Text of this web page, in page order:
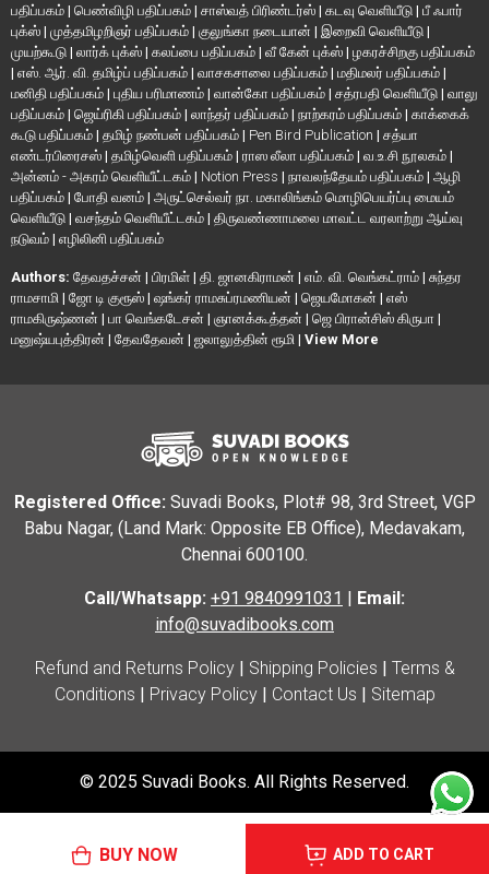
BUY NOW ADD TO CART
பதிப்பகம் | பெண்விழி பதிப்பகம் | சாஸ்வத் பிரிண்டர்ஸ் | கடவு வெளியீடு | பீ ஃபார்
புக்ஸ் | முத்தமிழறிஞர் பதிப்பகம் | குலுங்கா நடையான் | இறைவி வெளியீடு |
முயற்கூடு | லார்க் புக்ஸ் | கலப்பை பதிப்பகம் | வீ கேன் புக்ஸ் | ழகரச்சிறகு பதிப்பகம்
| எஸ். ஆர். வி. தமிழ்ப் பதிப்பகம் | வாசகசாலை பதிப்பகம் | மதிமலர் பதிப்பகம் |
மனிதி பதிப்பகம் | புதிய பரிமாணம் | வான்கோ பதிப்பகம் | சத்ரபதி வெளியீடு | வாலு
பதிப்பகம் | ஜெய்ரிகி பதிப்பகம் | லாந்தர் பதிப்பகம் | நாற்கரம் பதிப்பகம் | காக்கைக்
கூடு பதிப்பகம் | தமிழ் நண்பன் பதிப்பகம் | Pen Bird Publication | சத்யா
எண்டர்பிரைசஸ் | தமிழ்வெளி பதிப்பகம் | ராஸ லீலா பதிப்பகம் | வ.உ.சி நூலகம் |
அன்னம் - அகரம் வெளியீட்டகம் | Notion Press | நாவலந்தேயம் பதிப்பகம் | ஆழி
பதிப்பகம் | போதி வனம் | அருட்செல்வர் நா. மகாலிங்கம் மொழிபெயர்ப்பு மையம்
வெளியீடு | வசந்தம் வெளியீட்டகம் | திருவண்ணாமலை மாவட்ட வரலாற்று ஆய்வு
நடுவம் | எழிலினி பதிப்பகம்
Authors: தேவதச்சன் | பிரமிள் | தி. ஜானகிராமன் | எம். வி. வெங்கட்ராம் | சுந்தர
ராமசாமி | ஜோ டி குரூஸ் | ஷங்கர் ராமசுப்ரமணியன் | ஜெயமோகன் | எஸ்
ராமகிருஷ்ணன் | பா வெங்கடேசன் | ஞானக்கூத்தன் | ஜெ பிரான்சிஸ் கிருபா |
மனுஷ்யபுத்திரன் | தேவதேவன் | ஜலாலுத்தின் ரூமி | View More
Registered Office: Suvadi Books, Plot# 98, 3rd Street, VGP
Babu Nagar, (Land Mark: Opposite EB Office), Medavakam,
Chennai 600100.
Call/Whatsapp: +91 9840991031 | Email:
info@suvadibooks.com
Refund and Returns Policy| Shipping Policies | Terms &
Conditions | Privacy Policy| Contact Us | Sitemap
© 2025 Suvadi Books. All Rights Reserved.